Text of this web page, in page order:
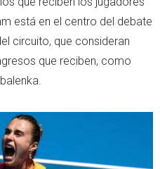
está en el centro del debate
circuito, que consideran
que reciben, como